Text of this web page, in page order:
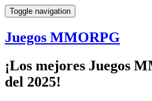
Toggle navigation
Juegos MMORPG
¡Los mejores Juegos
del 2025!